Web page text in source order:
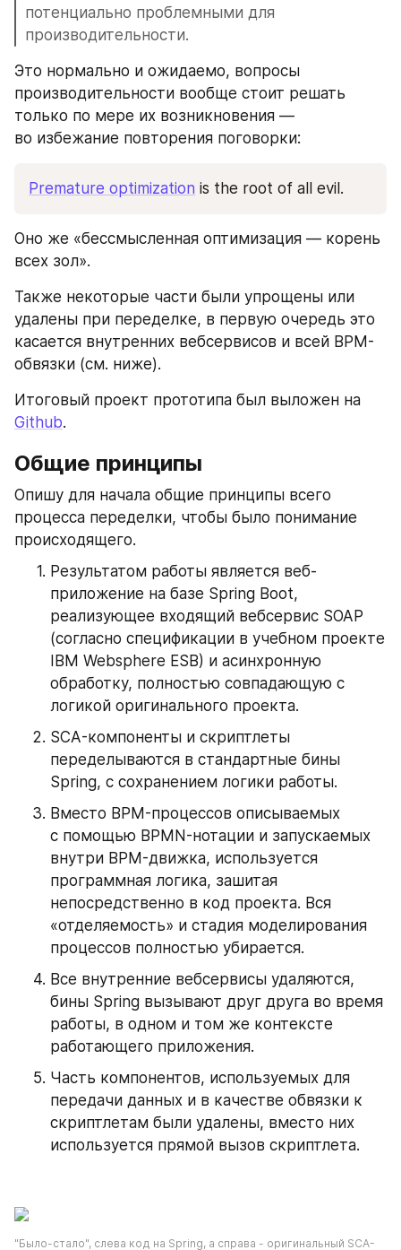
потенциально проблемными для
производительности.
Это нормально и ожидаемо, вопросы
производительности вообще стоит решать
только по мере их возникновения —
во избежание повторения поговорки:
Premature optimization is the root of all evil.
Оно же «бессмысленная оптимизация — корень
всех зол».
Также некоторые части были упрощены или
удалены при переделке, в первую очередь это
касается внутренних вебсервисов и всей BPM-
обвязки (см. ниже).
Github.
Общие принципы
Опишу для начала общие принципы всего
процесса переделки, чтобы было понимание
происходящего.
Результатом работы является веб-
приложение на базе Spring Boot,
реализующее входящий вебсервис SOAP
(согласно спецификации в учебном проекте
IBM Websphere ESB) и асинхронную
обработку, полностью совпадающую с
логикой оригинального проекта.
SCA-компоненты и скриптлеты
переделываются в стандартные бины
Spring, с сохранением логики работы.
Вместо BPM-процессов описываемых
с помощью BPMN-нотации и запускаемых
внутри BPM-движка, используется
программная логика, зашитая
непосредственно в код проекта. Вся
«отделяемость» и стадия моделирования
процессов полностью убирается.
Все внутренние вебсервисы удаляются,
бины Spring вызывают друг друга во время
работы, в одном и том же контексте
работающего приложения.
Часть компонентов, используемых для
передачи данных и в качестве обвязки к
скриптлетам были удалены, вместо них
используется прямой вызов скриптлета.
"Было-стало", слева код на Spring, а справа - оригинальный SCA-